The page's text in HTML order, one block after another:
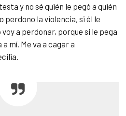
y no sé quién le pegó a quién
perdono la violencia, si él le
voy a perdonar, porque si le pega
mí. Me va a cagar a